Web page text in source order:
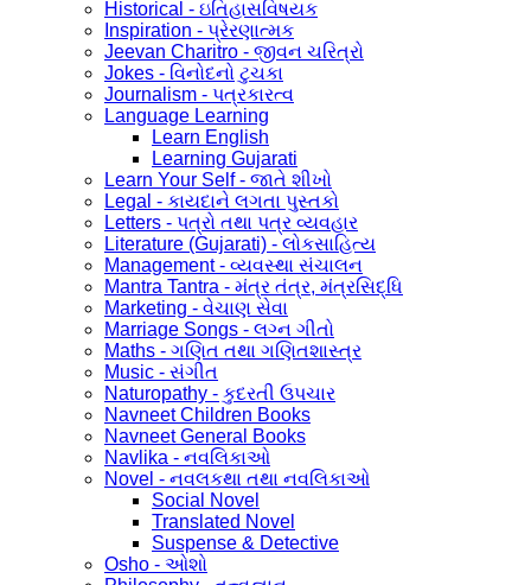
Historical - ઇતિહાસવિષયક
Inspiration - પ્રેરણાત્મક
Jeevan Charitro - જીવન ચરિત્રો
Jokes - વિનોદનો ટુચકા
Journalism - પત્રકારત્વ
Language Learning
Learn English
Learning Gujarati
Learn Your Self - જાતે શીખો
Legal - કાયદાને લગતા પુસ્તકો
Letters - પત્રો તથા પત્ર વ્યવહાર
Literature (Gujarati) - લોકસાહિત્ય
Management - વ્યવસ્થા સંચાલન
Mantra Tantra - મંત્ર તંત્ર, મંત્રસિદ્ધિ
Marketing - વેચાણ સેવા
Marriage Songs - લગ્ન ગીતો
Maths - ગણિત તથા ગણિતશાસ્ત્ર
Music - સંગીત
Naturopathy - કુદરતી ઉપચાર
Navneet Children Books
Navneet General Books
Navlika - નવલિકાઓ
Novel - નવલકથા તથા નવલિકાઓ
Social Novel
Translated Novel
Suspense & Detective
Osho - ઓશો